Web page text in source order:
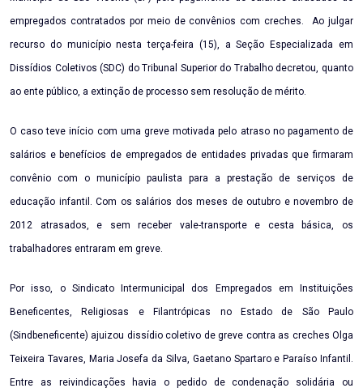
empregados contratados por meio de convênios com creches. Ao julgar
recurso do município nesta terça-feira (15), a Seção Especializada em
Dissídios Coletivos (SDC) do Tribunal Superior do Trabalho decretou, quanto
ao ente público, a extinção de processo sem resolução de mérito.
O caso teve início com uma greve motivada pelo atraso no pagamento de
salários e benefícios de empregados de entidades privadas que firmaram
convênio com o município paulista para a prestação de serviços de
educação infantil. Com os salários dos meses de outubro e novembro de
2012 atrasados, e sem receber vale-transporte e cesta básica, os
trabalhadores entraram em greve.
Por isso, o Sindicato Intermunicipal dos Empregados em Instituições
Beneficentes, Religiosas e Filantrópicas no Estado de São Paulo
(Sindbeneficente) ajuizou dissídio coletivo de greve contra as creches Olga
Teixeira Tavares, Maria Josefa da Silva, Gaetano Spartaro e Paraíso Infantil.
Entre as reivindicações havia o pedido de condenação solidária ou